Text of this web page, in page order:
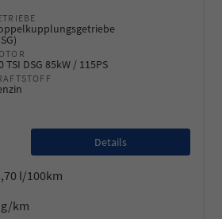
TSI DSG 85kW / 115PS
Details
l/100km
g/km